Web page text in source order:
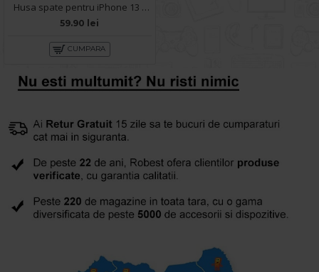
Husa spate pentru iPhone 13 Pro Max - Leaf Case Albastru
59.90 lei
CUMPARA